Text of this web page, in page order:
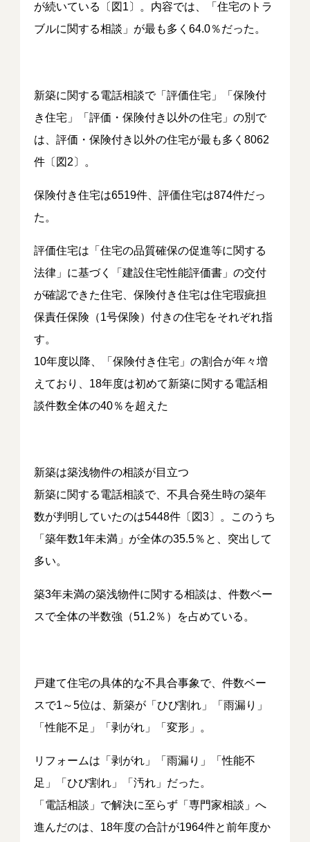
が続いている〔図1〕。内容では、「住宅のトラ
ブルに関する相談」が最も多く64.0％だった。
新築に関する電話相談で「評価住宅」「保険付
き住宅」「評価・保険付き以外の住宅」の別で
は、評価・保険付き以外の住宅が最も多く8062
件〔図2〕。
保険付き住宅は6519件、評価住宅は874件だっ
た。
評価住宅は「住宅の品質確保の促進等に関する
法律」に基づく「建設住宅性能評価書」の交付
が確認できた住宅、保険付き住宅は住宅瑕疵担
保責任保険（1号保険）付きの住宅をそれぞれ指
す。
10年度以降、「保険付き住宅」の割合が年々増
えており、18年度は初めて新築に関する電話相
談件数全体の40％を超えた
新築は築浅物件の相談が目立つ
新築に関する電話相談で、不具合発生時の築年
数が判明していたのは5448件〔図3〕。このうち
「築年数1年未満」が全体の35.5％と、突出して
多い。
築3年未満の築浅物件に関する相談は、件数ベー
スで全体の半数強（51.2％）を占めている。
戸建て住宅の具体的な不具合事象で、件数ベー
スで1～5位は、新築が「ひび割れ」「雨漏り」
「性能不足」「剥がれ」「変形」。
リフォームは「剥がれ」「雨漏り」「性能不
足」「ひび割れ」「汚れ」だった。
「電話相談」で解決に至らず「専門家相談」へ
進んだのは、18年度の合計が1964件と前年度か